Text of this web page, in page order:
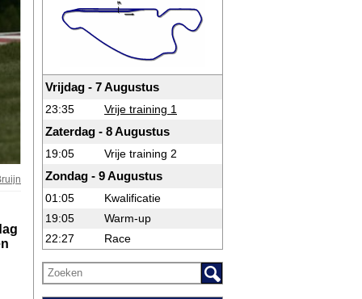
Vrijdag - 7 Augustus
23:35 Vrije training 1
Zaterdag - 8 Augustus
19:05 Vrije training 2
Zondag - 9 Augustus
01:05
Kwalificatie
19:05
Warm-up
22:27
Race